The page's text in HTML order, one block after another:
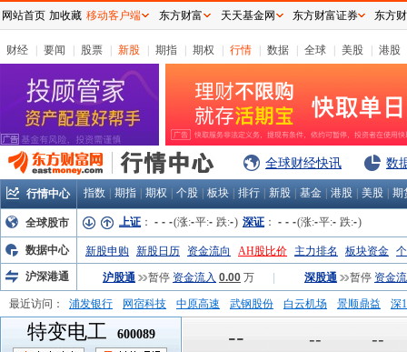
财经 要闻 股票 新股 期指 期权 行情 数据 全球 美股 港股
全球财经快讯 数
行情中心 指数 期指 期权 个股 板块 排行 新股 基金 港股 美股 期
全球股市 上证 ： - - -(涨:-平:- 跌:-) 深证 ： - - -(涨:-平:- 跌:-)
数据中心 新股申购 新股日历 资金流向 AH股比价 主力排名 板块资金
沪深港通
沪股通 暂停 资金流入 0.00 万 深股通 暂停 资金
最近访问： 浦发银行 网宿科技 中原高速 武钢股份 白云机场 景顺鼎益
深
弘业股份
富临运业
特变电工 600089 -- -- --
网站首页 加收藏 移动客户端 东方财富 天天基金网 东方财富证券 东方